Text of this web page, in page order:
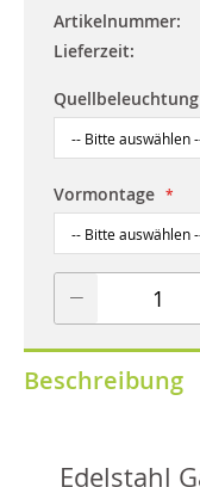
Artikelnummer
Lieferzeit
Vormontage
Beschreibung
Edelstahl